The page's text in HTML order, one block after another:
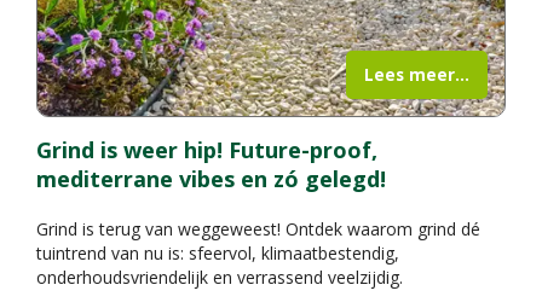
Grind is weer hip! Future-proof,
mediterrane vibes en zó gelegd!
Grind is terug van weggeweest! Ontdek waarom grind dé
tuintrend van nu is: sfeervol, klimaatbestendig,
onderhoudsvriendelijk en verrassend veelzijdig.
Lees meer...